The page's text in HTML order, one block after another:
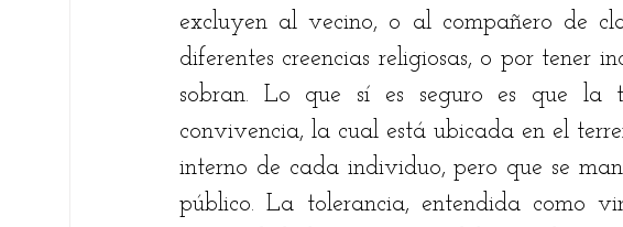
excluyen al vecino, o al compañero de
diferentes creencias religiosas, o por tener
sobran. Lo que sí es seguro es que la
convivencia, la cual está ubicada en el
interno de cada individuo, pero que se
público. La tolerancia, entendida como